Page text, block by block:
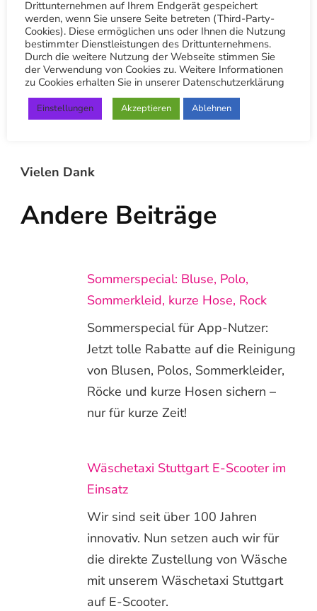
finden. Wir würden uns sehr freuen wenn du
uns dort besuchen würdest.
Google: Textilreinigung-Trieb
Hauptsitz
Google: Textilreinigung-Trieb
Vielen Dank
Andere Beiträge
Sommerspecial: Bluse, Polo,
Sommerkleid, kurze Hose, Rock
Sommerspecial für App-Nutzer:
Jetzt tolle Rabatte auf die Reinigung
von Blusen, Polos, Sommerkleider,
Röcke und kurze Hosen sichern –
nur für kurze Zeit!
Wäschetaxi Stuttgart E-Scooter im
Einsatz
Wir sind seit über 100 Jahren
innovativ. Nun setzen auch wir für
die direkte Zustellung von Wäsche
mit unserem Wäschetaxi Stuttgart
auf E-Scooter.
Drittunternehmen auf Ihrem Endgerät gespeichert
werden, wenn Sie unsere Seite betreten (Third-Party-
Cookies). Diese ermöglichen uns oder Ihnen die Nutzung
bestimmter Dienstleistungen des Drittunternehmens.
Durch die weitere Nutzung der Webseite stimmen Sie
der Verwendung von Cookies zu. Weitere Informationen
zu Cookies erhalten Sie in unserer Datenschutzerklärung
Einstellungen Akzeptieren Ablehnen